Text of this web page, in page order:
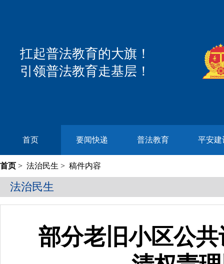
扛起普法教育的大旗！
引领普法教育走基层！
首页 要闻快递 普法教育 平安建
首页 > 法治民生 > 稿件内容
法治民生
部分老旧小区公